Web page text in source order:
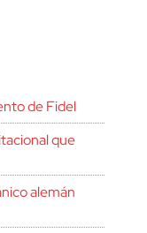
de Fidel
que
alemán